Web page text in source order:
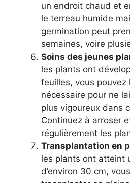
un endroit chaud et
le terreau humide
germination peut
semaines, voire
Soins des jeunes
les plants ont
feuilles, vous pouvez
nécessaire pour ne
plus vigoureux dans
Continuez à arroser
régulièrement les
Transplantation en
les plants ont atteint
d’environ 30 cm,